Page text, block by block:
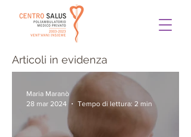
Articoli in evidenza
Maria Maranò
28 mar 2024
Tempo di lettura: 2 min